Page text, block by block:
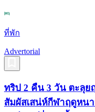
ที่พัก
Advertorial
ทริป 2 คืน 3 วัน ตะลุย
สัมผัสเสน่ห์กีฬาฤดูหน